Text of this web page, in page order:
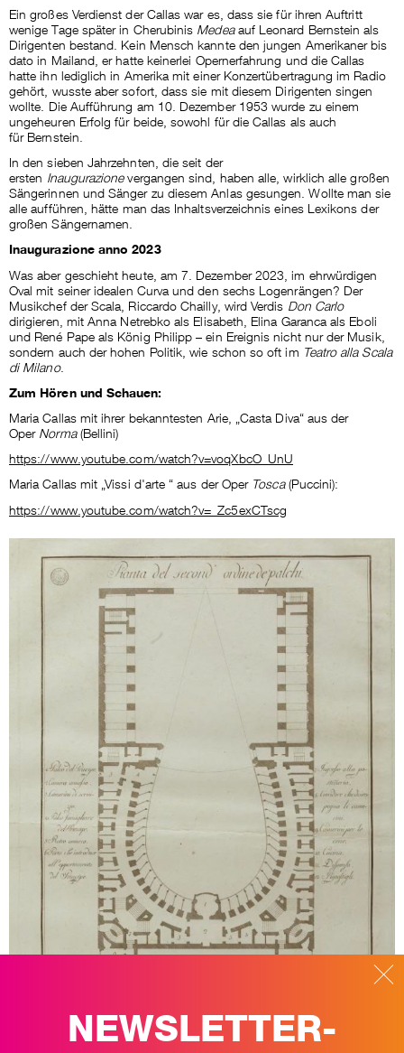
Ein großes Verdienst der Callas war es, dass sie für ihren Auftritt
wenige Tage später in CherubinisMedeaauf Leonard Bernstein als
Dirigenten bestand. Kein Mensch kannte den jungen Amerikaner bis
dato in Mailand, er hatte keinerlei Opernerfahrung und die Callas
hatte ihn lediglich in Amerika mit einer Konzertübertragung im Radio
gehört, wusste aber sofort, dass sie mit diesem Dirigenten singen
wollte. Die Aufführung am 10. Dezember 1953 wurde zu einem
ungeheuren Erfolg für beide, sowohl für die Callas als auch
für Bernstein.
In den sieben Jahrzehnten, die seit der
ersten Inaugurazionevergangen sind, haben alle, wirklich alle großen
Sängerinnen und Sänger zu diesem Anlas gesungen. Wollte man sie
alle aufführen, hätte man das Inhaltsverzeichnis eines Lexikons der
großen Sängernamen.
Inaugurazione anno 2023
Was aber geschieht heute, am 7. Dezember 2023, im ehrwürdigen
Oval mit seiner idealen Curva und den sechs Logenrängen? Der
Musikchef der Scala, Riccardo Chailly, wird Verdis Don Carlo
dirigieren, mit Anna Netrebko als Elisabeth, Elina Garanca als Eboli
und René Pape als König Philipp – ein Ereignis nicht nur der Musik,
sondern auch der hohen Politik, wie schon so oft im Teatro alla Scala
di Milano.
Zum Hören und Schauen:
Maria Callas mit ihrer bekanntesten Arie, „Casta Diva“ aus der
OperNorma(Bellini)
https://www.youtube.com/watch?v=voqXbcO_UnU
Maria Callas mit „Vissi d'arte “ aus der OperTosca(Puccini):
https://www.youtube.com/watch?v=_Zc5exCTscg
NEWSLETTER-